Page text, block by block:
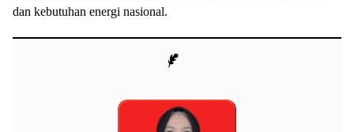
dan kebutuhan energi nasional.